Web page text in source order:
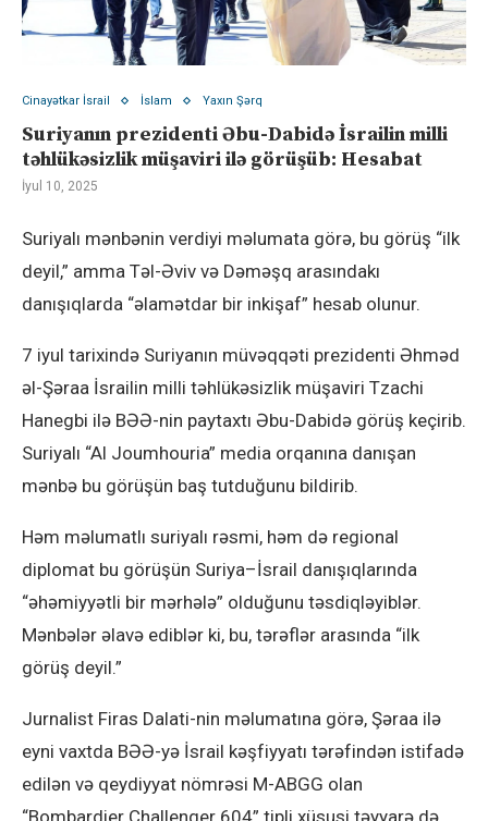
Cinayətkar İsrail İslam Yaxın Şərq
Suriyanın prezidenti Əbu-Dabidə İsrailin milli
təhlükəsizlik müşaviri ilə görüşüb: Hesabat
İyul 10, 2025
Suriyalı mənbənin verdiyi məlumata görə, bu görüş “ilk
deyil,” amma Təl-Əviv və Dəməşq arasındakı
danışıqlarda “əlamətdar bir inkişaf” hesab olunur.
7 iyul tarixində Suriyanın müvəqqəti prezidenti Əhməd
əl-Şəraa İsrailin milli təhlükəsizlik müşaviri Tzachi
Hanegbi ilə BƏƏ-nin paytaxtı Əbu-Dabidə görüş keçirib.
Suriyalı “Al Joumhouria” media orqanına danışan
mənbə bu görüşün baş tutduğunu bildirib.
Həm məlumatlı suriyalı rəsmi, həm də regional
diplomat bu görüşün Suriya–İsrail danışıqlarında
“əhəmiyyətli bir mərhələ” olduğunu təsdiqləyiblər.
Mənbələr əlavə ediblər ki, bu, tərəflər arasında “ilk
görüş deyil.”
Jurnalist Firas Dalati-nin məlumatına görə, Şəraa ilə
eyni vaxtda BƏƏ-yə İsrail kəşfiyyatı tərəfindən istifadə
edilən və qeydiyyat nömrəsi M-ABGG olan